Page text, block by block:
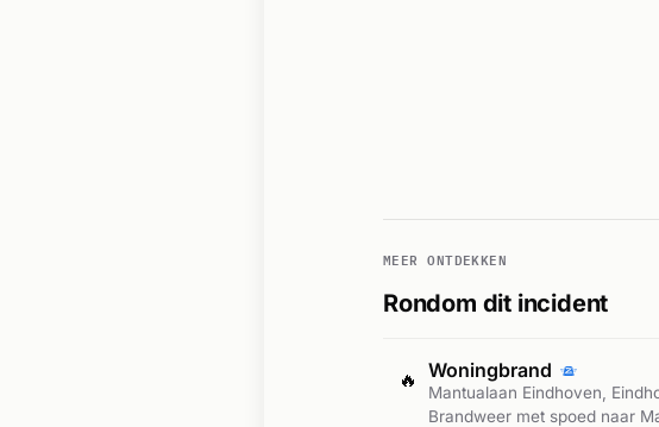
MEER ONTDEKKEN
Rondom dit incident
🔥 Woningbrand
Mantualaan Eindhoven,
Brandweer met spoed naar